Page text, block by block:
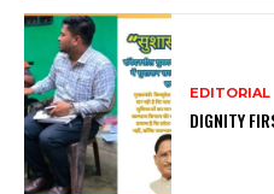
EDITORIAL
DIGNITY